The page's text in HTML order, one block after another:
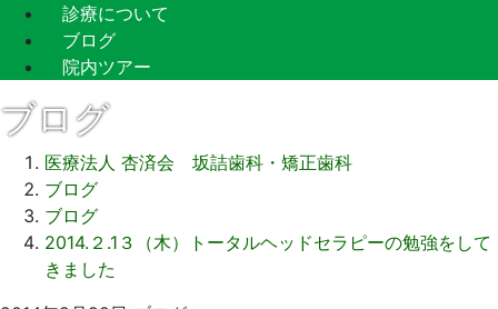
診療について
ブログ
院内ツアー
ブログ
医療法人 杏済会 坂詰歯科・矯正歯科
ブログ
ブログ
2014.２.1３（木）トータルヘッドセラピーの勉強をして
きました